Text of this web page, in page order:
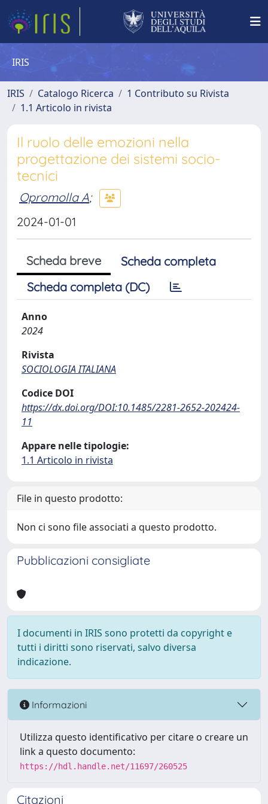
IRIS
IRIS Catalogo Ricerca
1 Contributo su Rivista
1.1 Articolo in rivista
Il ruolo delle emozioni nella
progettazione dei sistemi socio-
tecnici
Opromolla A;
2024-01-01
Scheda breve
Scheda completa
Scheda completa (DC)
Anno
2024
Rivista
SOCIOLOGIA ITALIANA
Codice DOI
https://dx.doi.org/DOI:10.1485/2281-2652-202424-
11
Appare nelle tipologie:
1.1 Articolo in rivista
File in questo prodotto:
Non ci sono file associati a questo prodotto.
Pubblicazioni consigliate
I documenti in IRIS sono protetti da copyright e
tutti i diritti sono riservati, salvo diversa
indicazione.
Informazioni
Utilizza questo identificativo per citare o creare un
link a questo documento:
https://hdl.handle.net/11697/260525
Citazioni